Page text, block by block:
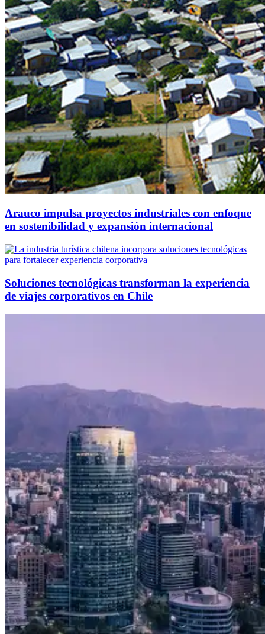
Arauco impulsa proyectos industriales con enfoque
en sostenibilidad y expansión internacional
Soluciones tecnológicas transforman la experiencia
de viajes corporativos en Chile